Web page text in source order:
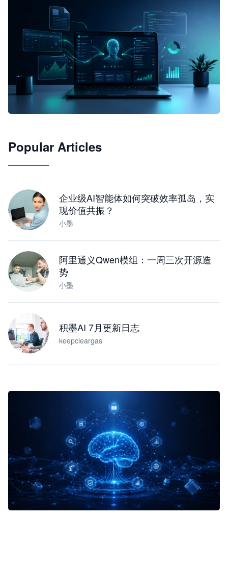
JimoClaw 桌面 AI Agent 工作台
Popular Articles
企业级AI智能体如何突破效率孤岛，实
现价值共振？
小墨
阿里通义Qwen模组：一周三次开源造
势
小墨
积墨AI 7月更新日志
keepcleargas